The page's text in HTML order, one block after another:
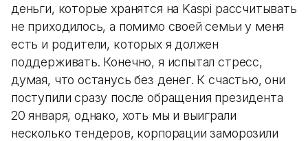
деньги, которые хранятся на Kaspi рассчитывать
не приходилось, а помимо своей семьи у меня
есть и родители, которых я должен
поддерживать. Конечно, я испытал стресс,
думая, что останусь без денег. К счастью, они
поступили сразу после обращения президента
20 января, однако, хоть мы и выиграли
несколько тендеров, корпорации заморозили